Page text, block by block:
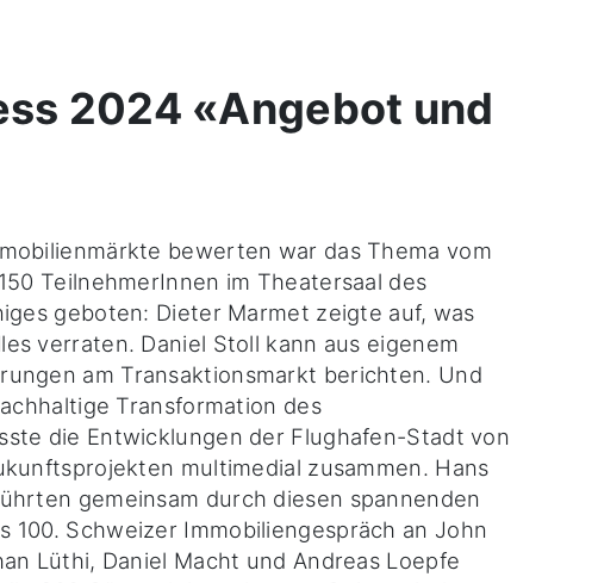
2024 «Angebot und
bewerten war das Thema vom
TeilnehmerInnen im Theatersaal des
geboten: Dieter Marmet zeigte auf, was
verraten. Daniel Stoll kann aus eigenem
am Transaktionsmarkt berichten. Und
Transformation des
die Entwicklungen der Flughafen-Stadt von
multimedial zusammen. Hans
gemeinsam durch diesen spannenden
100. Schweizer Immobiliengespräch an John
Lüthi, Daniel Macht und Andreas Loepfe